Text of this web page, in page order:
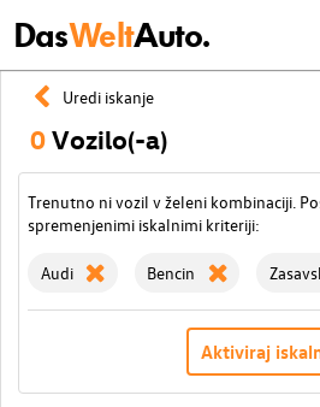
DasWeltAuto.
Uredi iskanje
0Vozilo(-a)
Trenutno ni vozil v želeni kombinaciji.
spremenjenimi iskalnimi kriteriji:
Audi Bencin
Aktiviraj